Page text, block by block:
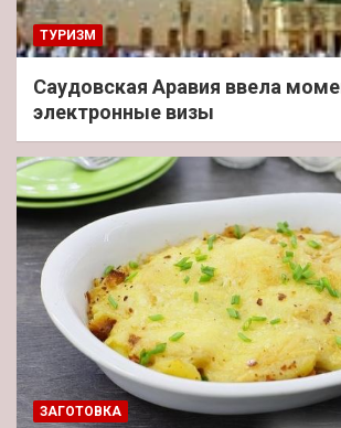
ТУРИЗМ
Саудовская Аравия ввела
электронные визы
ЗАГОТОВКА